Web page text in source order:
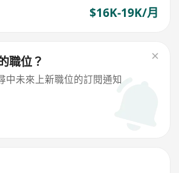
$16K-19K/月
職位？
中未來上新職位的訂閱通知